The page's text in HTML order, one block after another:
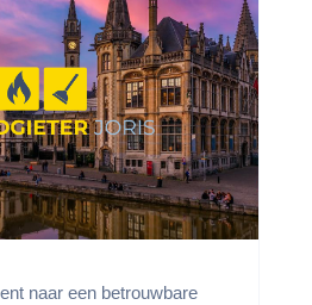
naar een betrouwbare